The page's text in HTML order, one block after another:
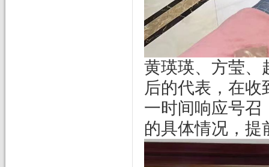
黄瑛瑛、方莹、
后的代表，在
一时间响应号召
的具体情况，提